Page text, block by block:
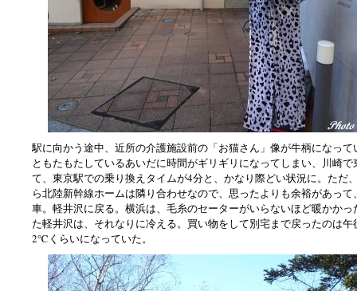
駅に向かう途中、近所の介護施設前の「お猫さん」像が牛柄になっ
ともたもたしているあいだに時間がギリギリになってしまい、川崎
て、東京駅での乗り換えタイムが4分と、かなり際どい状況に。ただ
ら北陸新幹線ホームは隣り合わせなので、思ったよりも余裕があっ
車。軽井沢に戻る。横浜は、毛糸のセーターがいらないほど暖かか
た軽井沢は、それなりに冷える。買い物をして別宅まで戻ったのは
2℃くらいになっていた。